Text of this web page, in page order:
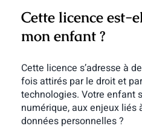
Cette licence est-
mon enfant ?
Cette licence s’adresse à
fois attirés par le droit et
technologies. Votre enfant
numérique, aux enjeux liés
données personnelles ?